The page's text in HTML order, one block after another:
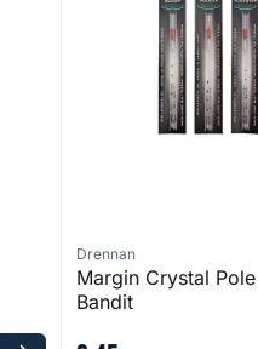
Drennan
Margin Crystal Pole
Bandit